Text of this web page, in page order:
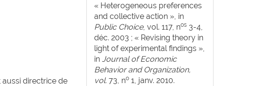
aussi directrice de
« Heterogeneous preferences
and collective action », in
Public Choice, vol. 117, nos3-4,
déc. 2003 ; « Revising theory in
light of experimental findings »,
in Journal of Economic
Behavior and Organization,
vol. 73, no1, janv. 2010.